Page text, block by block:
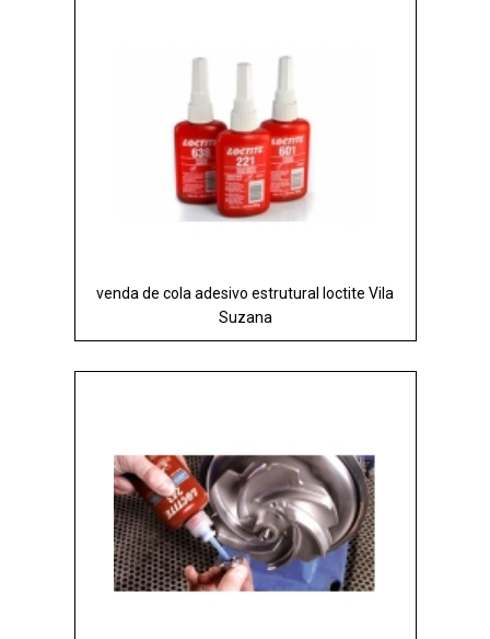
venda de cola adesivo estrutural loctite Vila
Suzana